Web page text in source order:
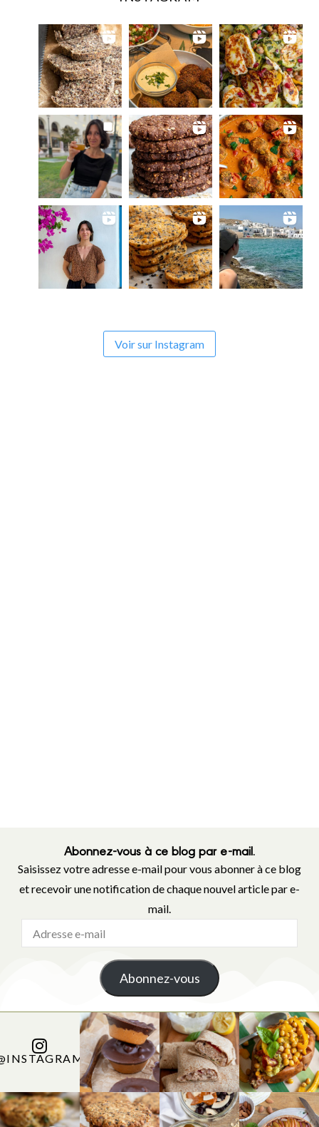
Voir sur Instagram
Abonnez-vous à ce blog par e-mail.
Saisissez votre adresse e-mail pour vous abonner à ce blog
et recevoir une notification de chaque nouvel article par e-
mail.
Abonnez-vous